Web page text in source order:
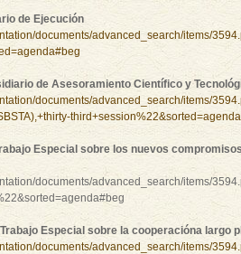
de Ejecución
documents/advanced_search/items/
de Asesoramiento Científico y
documents/advanced_search/items/
Especial sobre los nuevos
documents/advanced_search/items/
Trabajo Especial sobre la cooperacióna largo
documents/advanced_search/items/